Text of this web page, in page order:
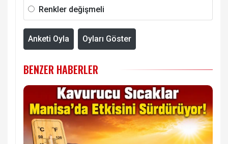
Renkler değişmeli
Anketi Oyla Oyları Göster
BENZER HABERLER